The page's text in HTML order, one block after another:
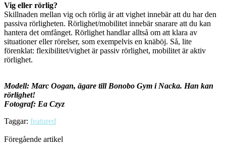
Vig eller rörlig?
Skillnaden mellan vig och rörlig är att vighet innebär att du har den
passiva rörligheten. Rörlighet/mobilitet innebär snarare att du kan
hantera det omfånget. Rörlighet handlar alltså om att klara av
situationer eller rörelser, som exempelvis en knäböj. Så, lite
förenklat: flexibilitet/vighet är passiv rörlighet, mobilitet är aktiv
rörlighet.
Modell: Marc Oogan, ägare till Bonobo Gym i Nacka. Han kan
rörlighet!
Fotograf: Ea Czyz
Taggar: featured
Föregående artikel